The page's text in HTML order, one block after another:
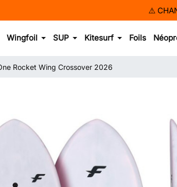
!! POUR
Wingfoil SUP Kitesurf Foils
Rocket Wing Crossover 2026